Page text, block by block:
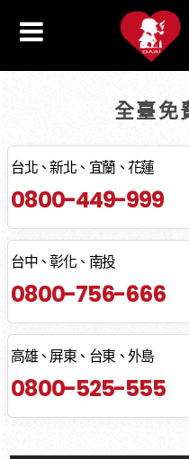
全臺免
台北、新北、宜蘭、花蓮
0800-449-999
台中、彰化、南投
0800-756-666
高雄、屏東、台東、外島
0800-525-555